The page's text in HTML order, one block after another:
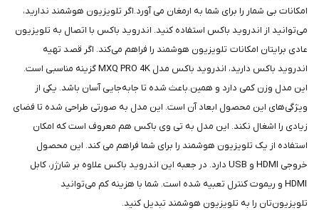
و
شکیبایی
شما
عزیزان
🌹
"دریافت
کدرهگیری
پستی(کلیک
کنید)
امکانات بی شمار را برای شما به ارمغان می آورد.اگر تلویزیون هوشمند ندارید،
می‌توانید از اندروید باکس استفاده کنید. اندروید باکس با اتصال به تلویزیون
عادی برایتان امکانات تلویزیون هوشمند را فراهم می‌کند. اگر قصد تهیه
اندروید باکس دارید، اندروید باکس مدل MXQ PRO 4K گزینه مناسبی است.
این مدل وزن کمی دارد و همین.باعث شده تا جابه‌جایی آسان باشد. یکی از
ویژگی‌های این محصول ابعاد آن است. این مدل به صورتی طراحی شده تا فضای
زیادی را اشغال نکند. این مدل به تی وی باکس هم معروف است که امکان
استفاده از یک تلویزیون هوشمند را برای شما فراهم می کند. این محصول
خروجی HDMI و USB دارد. در جعبه این اندروید باکس علاوه بر شارژر، کابل
HDMI و ریموت کنترل تعبیه شده است. شما با هزینه کم می‌توانید
تلویزیون‌تان را به تلویزیون هوشمند تبدیل کنید.